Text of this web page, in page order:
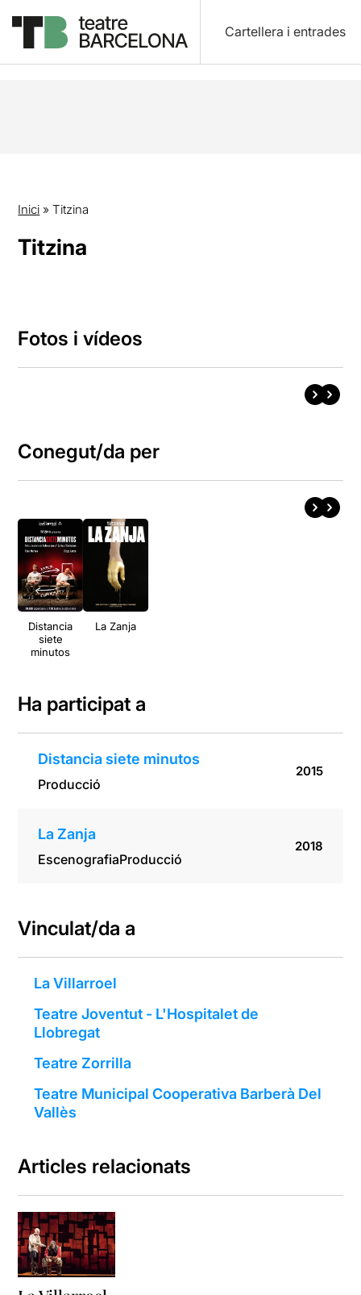
Cartellera i entrades
Inici »Titzina
Titzina
Fotos i vídeos
Conegut/da per
Distancia
siete
minutos
La Zanja
Ha participat a
Distancia siete minutos
Producció
2015
La Zanja
EscenografiaProducció
2018
Vinculat/da a
La Villarroel
Teatre Joventut - L'Hospitalet de
Llobregat
Teatre Zorrilla
Teatre Municipal Cooperativa Barberà Del
Vallès
Articles relacionats